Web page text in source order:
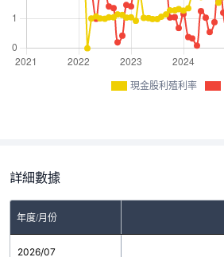
現金股利殖利率
詳細數據
年度/月份
2026/07